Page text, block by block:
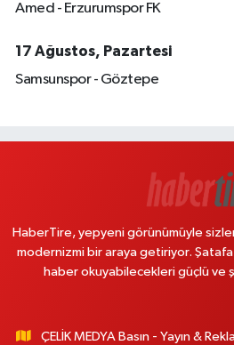
Amed - Erzurumspor FK
17 Ağustos, Pazartesi
Samsunspor - Göztepe
HaberTire, yepyeni görünümüyle
modernizmi bir araya getiriyor.
haber okuyabilecekleri güçlü ve
ÇELİK MEDYA Basın - Yayın &